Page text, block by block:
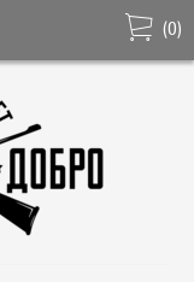
(0)